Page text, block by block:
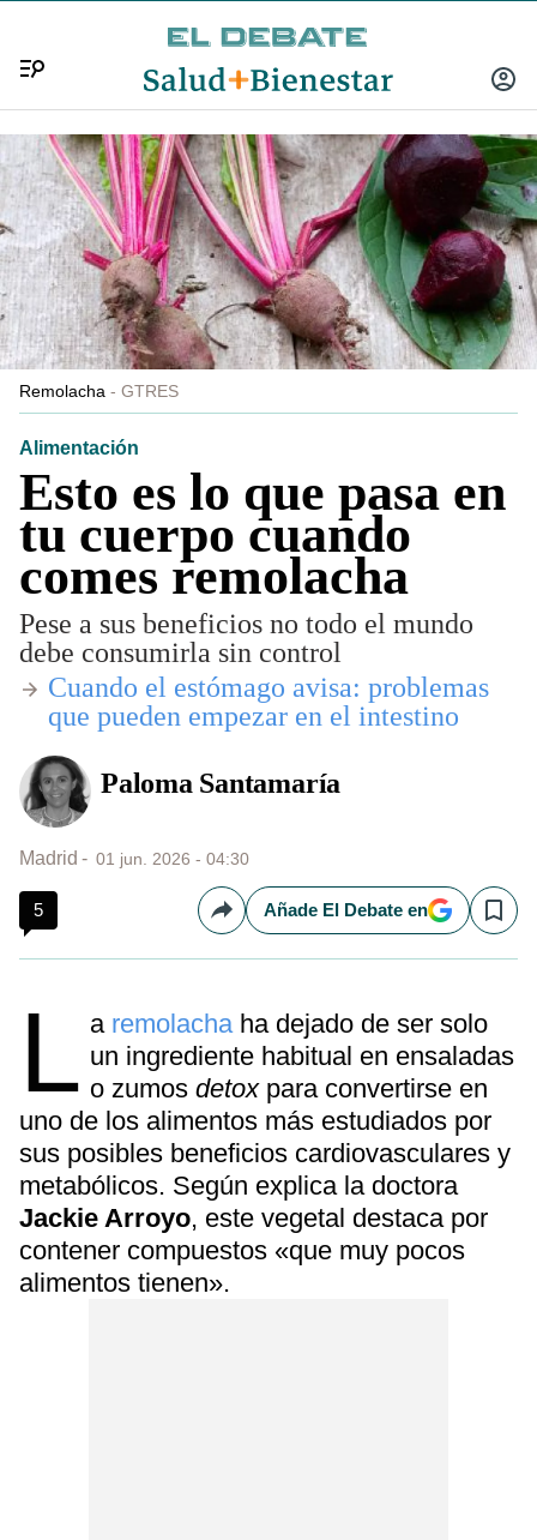
INICIAR
Remolacha GTRES
Alimentación
Esto es lo que pasa en
tu cuerpo cuando
comes remolacha
Pese a sus beneficios no todo el mundo
debe consumirla sin control
​Cuando el estómago avisa: problemas
que pueden empezar en el intestino
Paloma Santamaría
Madrid 01 jun. 2026 - 04:30
5 CompartirAñade El Debate en Save
L a remolachaha dejado de ser solo
un ingrediente habitual en ensaladas
o zumosdetoxpara convertirse en
uno de los alimentos más estudiados por
sus posibles beneficios cardiovasculares y
metabólicos. Según explica la doctora
Jackie Arroyo, este vegetal destaca por
contener compuestos «que muy pocos
alimentos tienen».